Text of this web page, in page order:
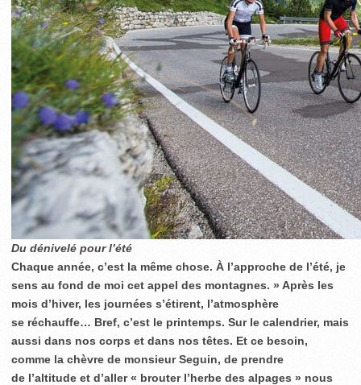
Du dénivelé pour l’été
Chaque année, c’est la même chose. À l’approche de l’été, je
sens au fond de moi cet appel des montagnes. » Après les
mois d’hiver, les journées s’étirent, l’atmosphère
se réchauffe… Bref, c’est le printemps. Sur le calendrier, mais
aussi dans nos corps et dans nos têtes. Et ce besoin,
comme la chèvre de monsieur Seguin, de prendre
de l’altitude et d’aller « brouter l’herbe des alpages » nous